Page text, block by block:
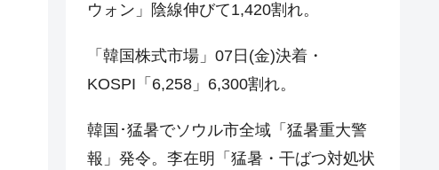
ウォン」陰線伸びて1,420割れ。
「韓国株式市場」07日(金)決着・
KOSPI「6,258」6,300割れ。
韓国･猛暑でソウル市全域「猛暑重大警
報」発令。李在明「猛暑・干ばつ対処状